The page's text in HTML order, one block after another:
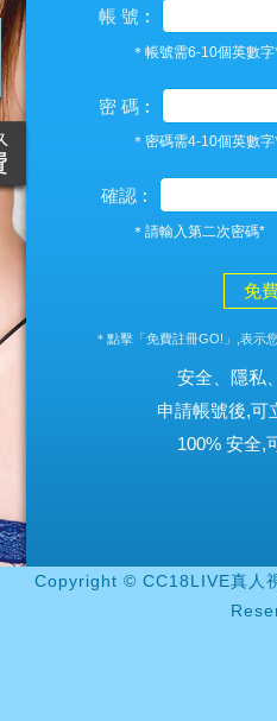
帳 號︰
＊帳號需6-10個英數
密 碼︰
＊密碼需4-10個英數
確認︰
＊請輸入第二次密碼*
免
＊點擊「免費註冊GO!」,表示
安全、隱私
申請帳號後,可
100% 安全,
Copyright © CC18LIVE真人